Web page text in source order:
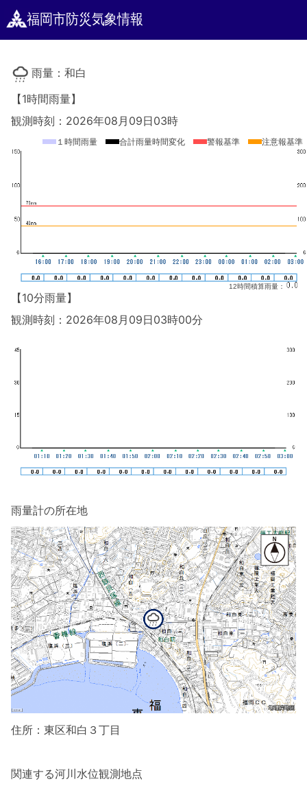
福岡市防災気象情報
雨量：和白
【1時間雨量】
観測時刻：2026年08月09日03時
１時間雨量 合計雨量時間変化 警報基準 注意報基準
12時間積算雨量：
【10分雨量】
観測時刻：2026年08月09日03時00分
雨量計の所在地
住所：東区和白３丁目
関連する河川水位観測地点